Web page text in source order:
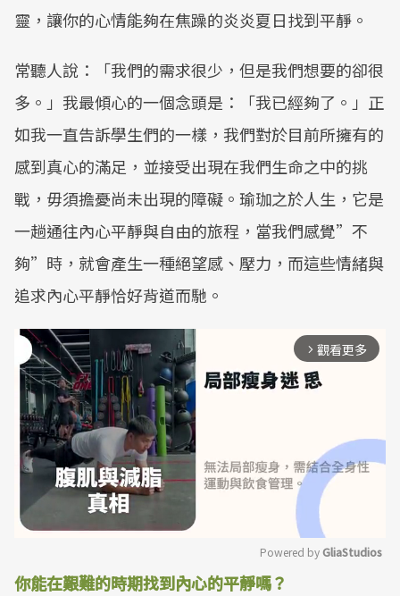
靈，讓你的心情能夠在焦躁的炎炎夏日找到平靜。
常聽人說：「我們的需求很少，但是我們想要的卻很
多。」我最傾心的一個念頭是：「我已經夠了。」正
如我一直告訴學生們的一樣，我們對於目前所擁有的
感到真心的滿足，並接受出現在我們生命之中的挑
戰，毋須擔憂尚未出現的障礙。瑜珈之於人生，它是
一趟通往內心平靜與自由的旅程，當我們感覺”不
夠”時，就會產生一種絕望感、壓力，而這些情緒與
追求內心平靜恰好背道而馳。
arrow_forward_ios 觀看更多
Powered by GliaStudios
你能在艱難的時期找到內心的平靜嗎？